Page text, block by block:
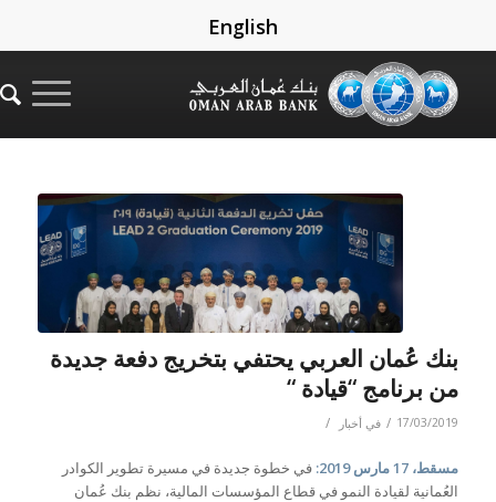
English
بنك عُمان العربي يحتفي بتخريج دفعة جديدة
من برنامج “قيادة “
17/03/2019
/ في أخبار /
مسقط، 17 مارس 2019:
في خطوة جديدة في مسيرة تطوير الكوادر
العُمانية لقيادة النمو في قطاع المؤسسات المالية، نظم بنك عُمان